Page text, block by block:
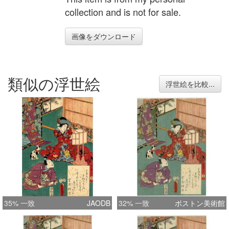
collection and is not for sale.
画像をダウンロード
類似の浮世絵 浮世絵を比較...
35% 一致 JAODB 32% 一致 ボストン美術館